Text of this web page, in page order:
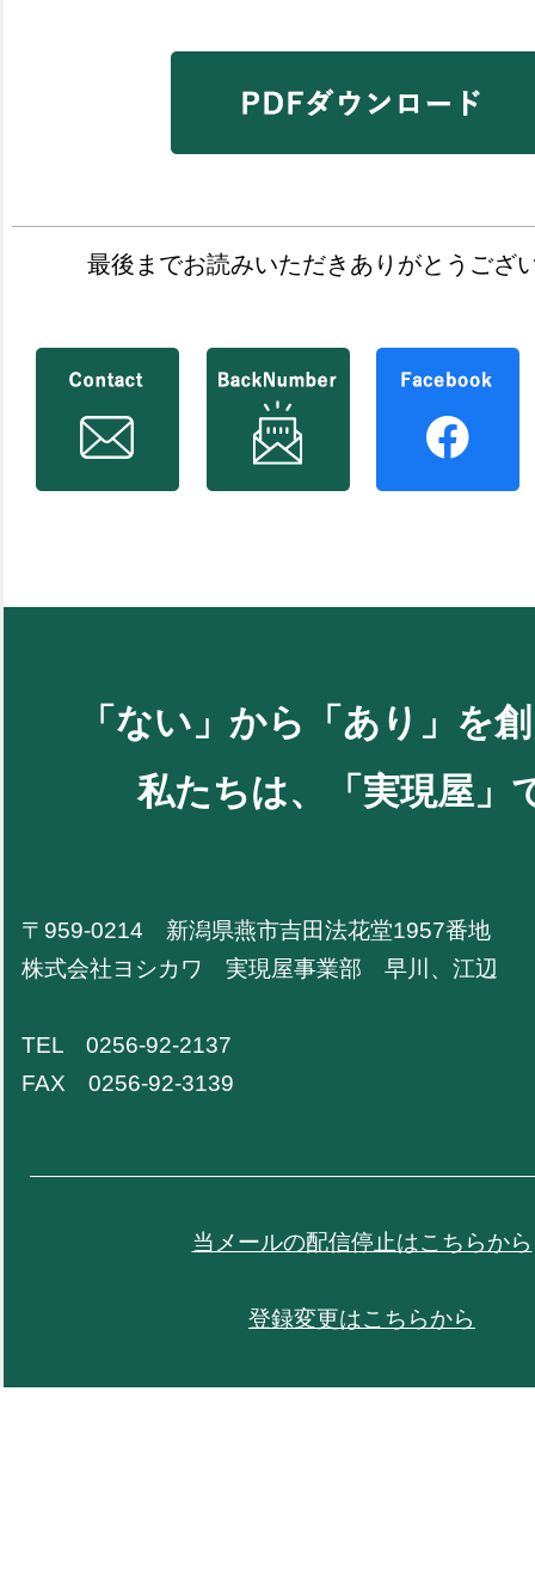
最後までお読みいただきありがとうござ
「ない」から「あり」を
私たちは、「実現屋」
〒959-0214 新潟県燕市吉田法花堂1957番地
株式会社ヨシカワ 実現屋事業部 早川、江辺
TEL 0256-92-2137
FAX 0256-92-3139
当メールの配信停止はこちらから
登録変更はこちらから